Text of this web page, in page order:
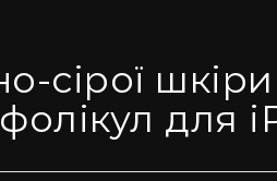
сірої шкіри
для